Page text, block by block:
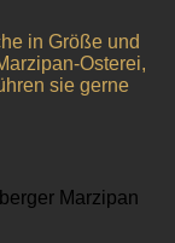
in Größe und
Osterei,
sie gerne
Marzipan